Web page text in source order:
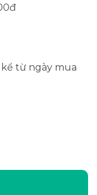
từ ngày mua